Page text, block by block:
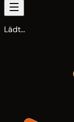
Lädt…